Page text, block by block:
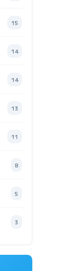
15
14
14
13
11
8
5
3